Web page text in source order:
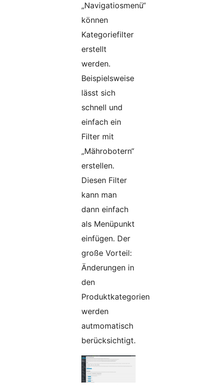
„Navigatiosmenü“
können
Kategoriefilter
erstellt
werden.
Beispielsweise
lässt sich
schnell und
einfach ein
Filter mit
„Mährobotern“
erstellen.
Diesen Filter
kann man
dann einfach
als Menüpunkt
einfügen. Der
große Vorteil:
Änderungen in
den
Produktkategorien
werden
autmomatisch
berücksichtigt.